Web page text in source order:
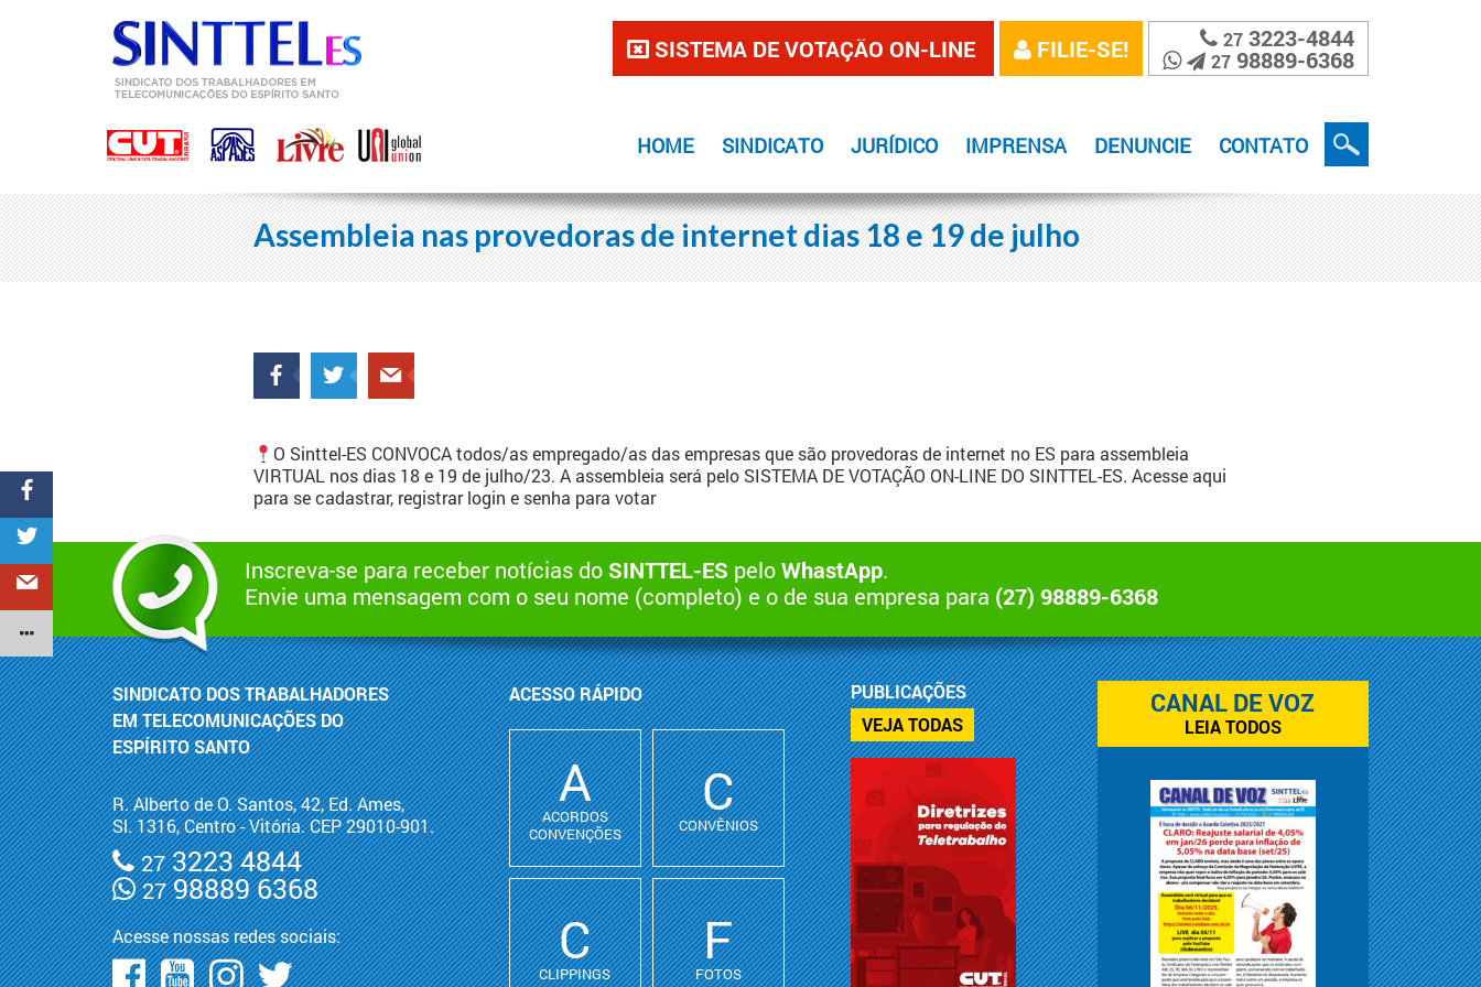
SISTEMA DE VOTAÇÃO ON-LINE FILIE-SE! 27 3223-4844
27 98889-6368
HOME SINDICATO JURÍDICO IMPRENSA DENUNCIE CONTATO
Assembleia nas provedoras de internet dias 18 e 19 de julho
O Sinttel-ES CONVOCA todos/as empregado/as das empresas que são provedoras de internet no ES para assembleia
VIRTUAL nos dias 18 e 19 de julho/23. A assembleia será pelo SISTEMA DE VOTAÇÃO ON-LINE DO SINTTEL-ES. Acesse aqui
para se cadastrar, registrar login e senha para votar
Inscreva-se para receber notícias do SINTTEL-ES peloWhastApp.
Envie uma mensagem com o seu nome (completo) e o de sua empresa para (27) 98889-6368
SINDICATO DOS TRABALHADORES
EM TELECOMUNICAÇÕES DO
ESPÍRITO SANTO
R. Alberto de O. Santos, 42, Ed. Ames,
Sl. 1316, Centro - Vitória. CEP 29010-901.
273223 4844
2798889 6368
Acesse nossas redes sociais:
ACESSO RÁPIDO
A
ACORDOS
CONVENÇÕES
C
CONVÊNIOS
C
CLIPPINGS
F
FOTOS
PUBLICAÇÕES
VEJA TODAS
CANAL DE VOZ
LEIA TODOS